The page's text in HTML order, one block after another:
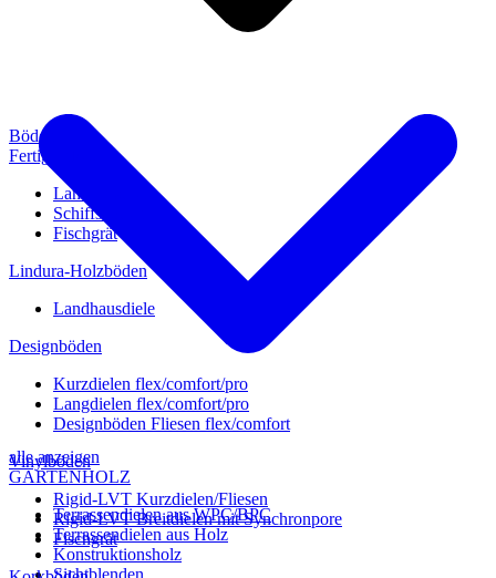
alle anzeigen
GARTENHOLZ
Terrassendielen aus WPC/BPC
Terrassendielen aus Holz
Konstruktionsholz
Sichtblenden
Böden
Fertigparkett
Landhausdiele
Schiffsboden
Fischgrät
Lindura-Holzböden
Landhausdiele
Designböden
Kurzdielen flex/comfort/pro
Langdielen flex/comfort/pro
Designböden Fliesen flex/comfort
Vinylböden
Rigid-LVT Kurzdielen/Fliesen
Rigid-LVT Breitdielen mit Synchronpore
Fischgrät